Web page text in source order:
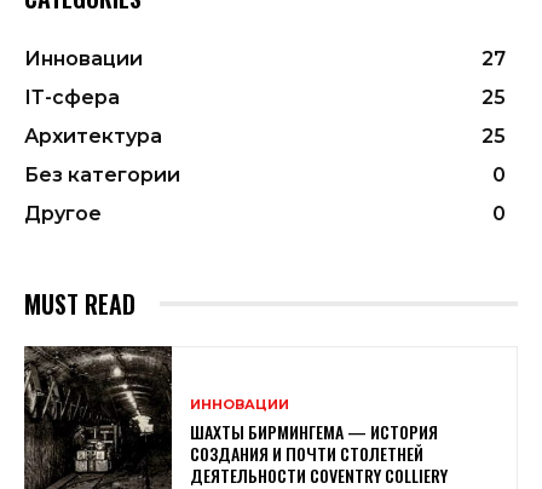
Инновации
27
ІТ-сфера
25
Архитектура
25
Без категории
0
Другое
0
MUST READ
ИННОВАЦИИ
ШАХТЫ БИРМИНГЕМА — ИСТОРИЯ
СОЗДАНИЯ И ПОЧТИ СТОЛЕТНЕЙ
ДЕЯТЕЛЬНОСТИ COVENTRY COLLIERY